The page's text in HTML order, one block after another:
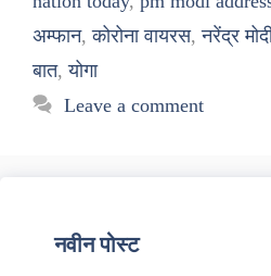
अम्फान,कोरोना वायरस,नरेंद्र
बात,योगा
Leave a comment
नवीन पोस्ट